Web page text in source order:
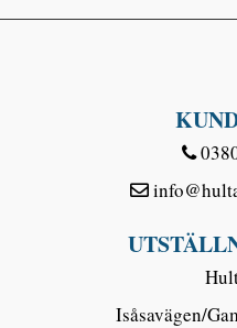
Isåsavägen/